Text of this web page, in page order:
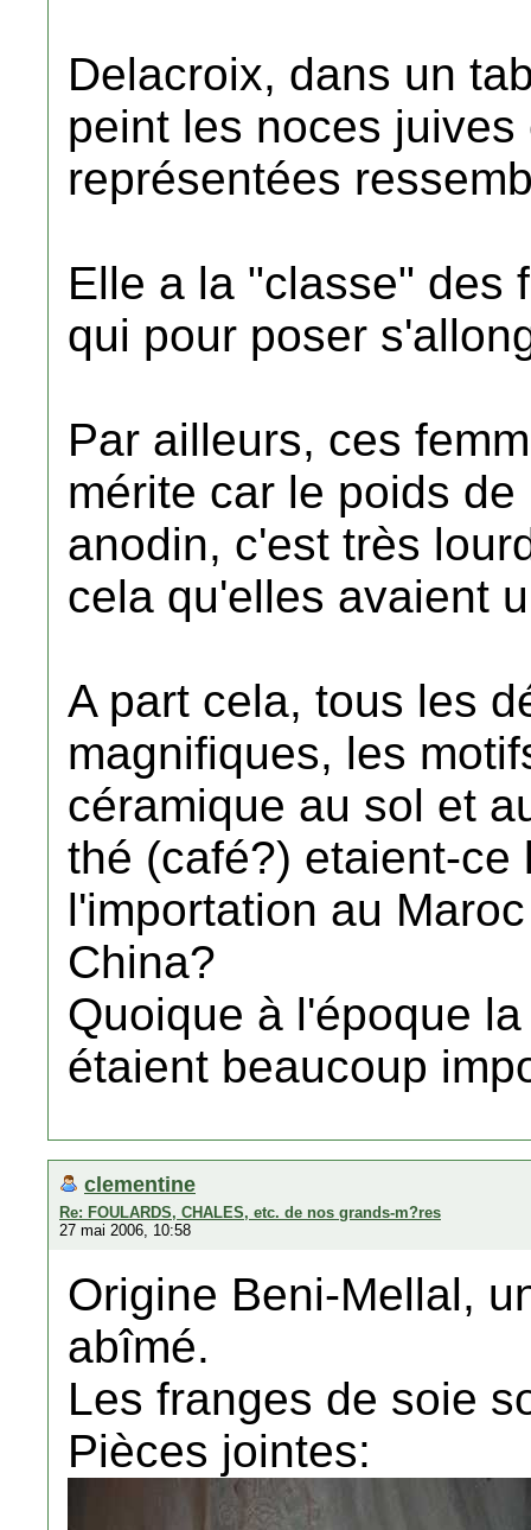
Delacroix, dans un
peint les noces
représentées
Elle a la "classe" des
qui pour poser
Par ailleurs, ces
mérite car le poids
anodin, c'est très
cela qu'elles avaient
A part cela, tous les
magnifiques, les
céramique au sol et
thé (café?) etaient-ce
l'importation au
China?
Quoique à l'époque
étaient beaucoup
clementine
Re: FOULARDS, CHALES, etc. de nos grands-m?res
27 mai 2006, 10:58
Origine Beni-Mellal,
abîmé.
Les franges de soie
Pièces jointes: